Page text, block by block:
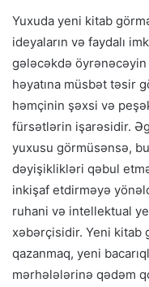
Yuxuda yeni kitab
ideyaların və faydalı
gələcəkdə öyrənəcəyin
həyatına müsbət təsir
həmçinin şəxsi və
fürsətlərin işarəsidir.
yuxusu görmüsənsə,
dəyişiklikləri qəbul
inkişaf etdirməyə
ruhani və intellektual
xəbərçisidir. Yeni kitab
qazanmaq, yeni
mərhələlərinə qədəm